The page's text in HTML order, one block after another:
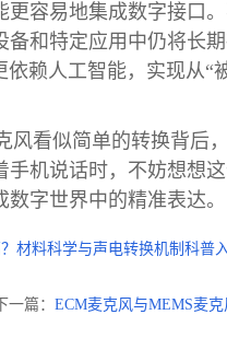
容易地集成数字接口
和特定应用中仍将长
赖人工智能，实现从“
风看似简单的转换背后
手机说话时，不妨想想
字世界中的精准表达。
材料科学与声电转换机制科普入
下一篇： ECM麦克风与MEMS麦